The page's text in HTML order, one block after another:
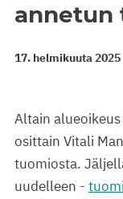
annetun
17. helmikuuta 2025
Altain
osittain Vitali
tuomiosta.
uudelleen -